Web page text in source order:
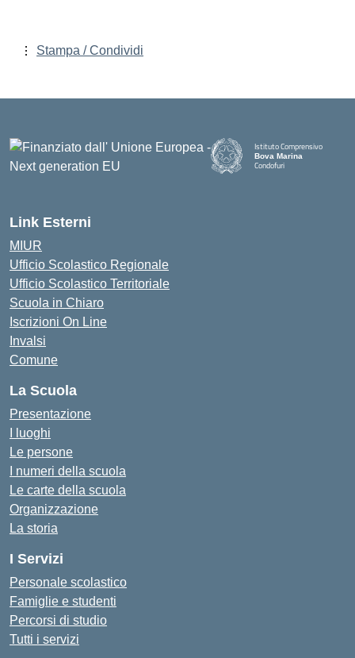
Stampa / Condividi
Istituto Comprensivo
Bova Marina
Condofuri
Link Esterni
MIUR
Ufficio Scolastico Regionale
Ufficio Scolastico Territoriale
Scuola in Chiaro
Iscrizioni On Line
Invalsi
Comune
La Scuola
Presentazione
I luoghi
Le persone
I numeri della scuola
Le carte della scuola
Organizzazione
La storia
I Servizi
Personale scolastico
Famiglie e studenti
Percorsi di studio
Tutti i servizi